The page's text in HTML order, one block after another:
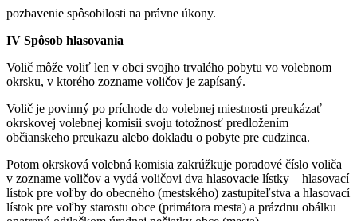
pozbavenie spôsobilosti na právne úkony.
IV Spôsob hlasovania
Volič môže voliť len v obci svojho trvalého pobytu vo volebnom
okrsku, v ktorého zozname voličov je zapísaný.
Volič je povinný po príchode do volebnej miestnosti preukázať
okrskovej volebnej komisii svoju totožnosť predložením
občianskeho preukazu alebo dokladu o pobyte pre cudzinca.
Potom okrsková volebná komisia zakrúžkuje poradové číslo voliča
v zozname voličov a vydá voličovi dva hlasovacie lístky – hlasovací
lístok pre voľby do obecného (mestského) zastupiteľstva a hlasovací
lístok pre voľby starostu obce (primátora mesta) a prázdnu obálku